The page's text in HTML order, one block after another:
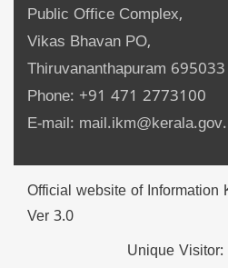
Public Office Complex,
Vikas Bhavan PO,
Thiruvananthapuram 695033
Phone: +91 471 2773100
E-mail:
Official website of Information
Ver 3.0
Unique Visitor: